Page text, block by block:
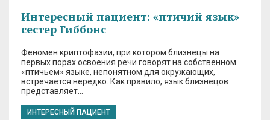
Интересный пациент: «птичий язык»
сестер Гиббонс
Феномен криптофазии, при котором близнецы на
первых порах освоения речи говорят на собственном
«птичьем» языке, непонятном для окружающих,
встречается нередко. Как правило, язык близнецов
представляет…
ИНТЕРЕСНЫЙ ПАЦИЕНТ